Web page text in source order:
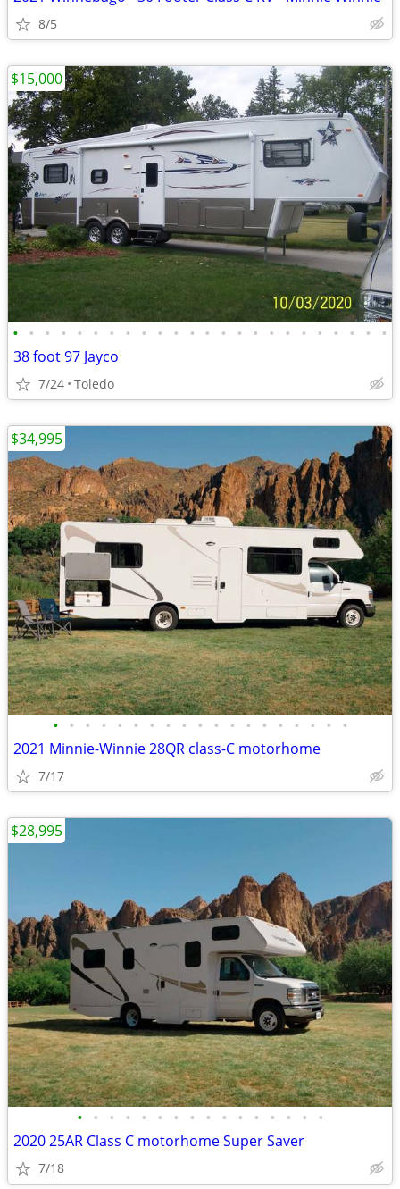
8/5
• • • • • • • • • • • • • • • • • • • • • • • •
38 foot 97 Jayco
7/24 Toledo
$15,000
• • • • • • • • • • • • • • • • • • •
2021 Minnie-Winnie 28QR class-C motorhome
7/17
$34,995
• • • • • • • • • • • • • • • •
2020 25AR Class C motorhome Super Saver
7/18
$28,995